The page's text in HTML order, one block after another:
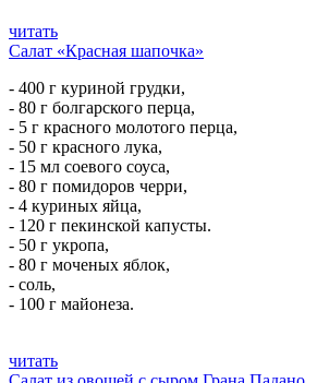
читать
Салат «Красная шапочка»
- 400 г куриной грудки,
- 80 г болгарского перца,
- 5 г красного молотого перца,
- 50 г красного лука,
- 15 мл соевого соуса,
- 80 г помидоров черри,
- 4 куриных яйца,
- 120 г пекинской капусты.
- 50 г укропа,
- 80 г моченых яблок,
- соль,
- 100 г майонеза.
читать